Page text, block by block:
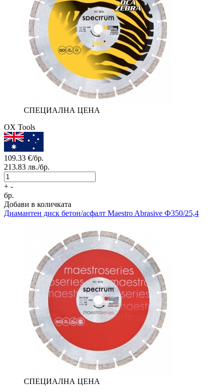
СПЕЦИАЛНА ЦЕНА
OX Tools
109.33 €/бр.
213.83 лв./бр.
+ -
бр.
Добави в количката
Диамантен диск бетон/асфалт Maestro Abrasive Ф350/25,4
СПЕЦИАЛНА ЦЕНА